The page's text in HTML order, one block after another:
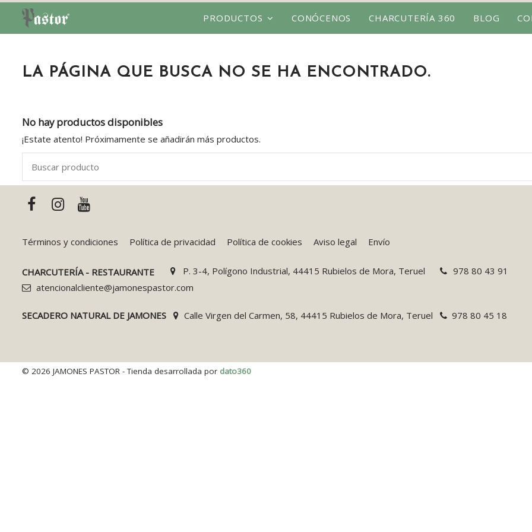
PRODUCTOS CONÓCENOS CHARCUTERÍA 360 BLOG
LA PÁGINA QUE BUSCA NO SE HA ENCONTRADO.
No hay productos disponibles
¡Estate atento! Próximamente se añadirán más productos.
Términos y condiciones Política de privacidad Política de cookies Aviso legal Envío
CHARCUTERÍA - RESTAURANTE P. 3-4, Polígono Industrial, 44415 Rubielos de Mora, Teruel
978 80 43 91
atencionalcliente@jamonespastor.com
SECADERO NATURAL DE JAMONES Calle Virgen del Carmen, 58, 44415 Rubielos de Mora, Teruel 978 80 45 18
© 2026 JAMONES PASTOR - Tienda desarrollada por dato360